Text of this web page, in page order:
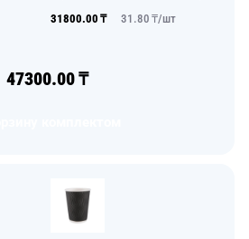
31800.00 ₸ 31.80 ₸/шт
47300.00₸